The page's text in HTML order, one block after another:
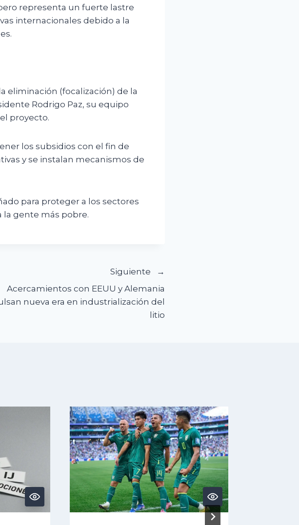
representa un fuerte lastre
internacionales debido a la
eliminación (focalización) de la
Rodrigo Paz, su equipo
proyecto.
los subsidios con el fin de
y se instalan mecanismos de
para proteger a los sectores
la gente más pobre.
Siguiente
Acercamientos con EEUU y Alemania
nueva era en industrialización del
litio